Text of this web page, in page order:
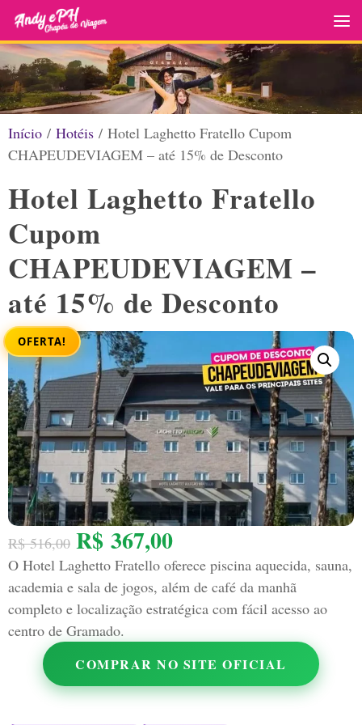
Skip to content
Início / Hotéis / Hotel Laghetto Fratello Cupom
CHAPEUDEVIAGEM – até 15% de Desconto
Hotel Laghetto Fratello
Cupom
CHAPEUDEVIAGEM –
até 15% de Desconto
OFERTA!
R$516,00 R$ 367,00
O Hotel Laghetto Fratello oferece piscina aquecida, sauna,
academia e sala de jogos, além de café da manhã
completo e localização estratégica com fácil acesso ao
centro de Gramado.
COMPRAR NO SITE OFICIAL